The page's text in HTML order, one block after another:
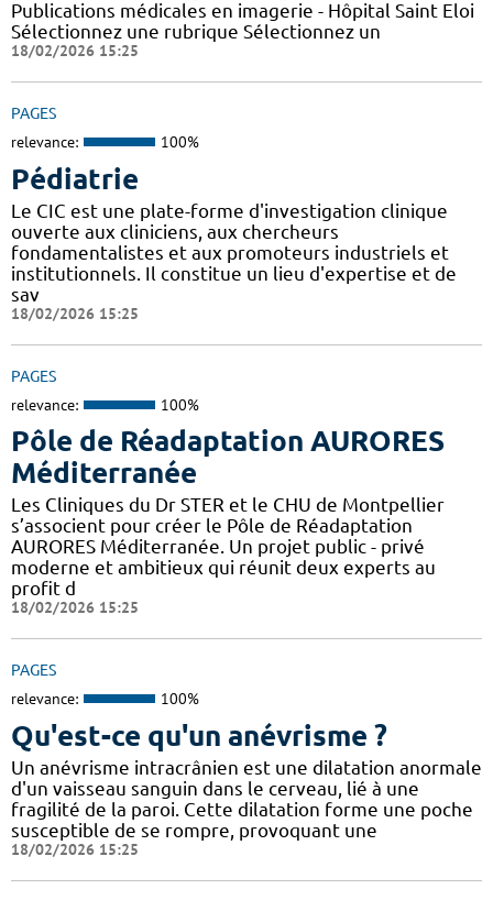
Publications médicales en imagerie - Hôpital Saint Eloi
Sélectionnez une rubrique Sélectionnez un
18/02/2026 15:25
PAGES
relevance: 100%
Pédiatrie
Le CIC est une plate-forme d'investigation clinique
ouverte aux cliniciens, aux chercheurs
fondamentalistes et aux promoteurs industriels et
institutionnels. Il constitue un lieu d'expertise et de
sav
18/02/2026 15:25
PAGES
relevance: 100%
Pôle de Réadaptation AURORES
Méditerranée
Les Cliniques du Dr STER et le CHU de Montpellier
s’associent pour créer le Pôle de Réadaptation
AURORES Méditerranée. Un projet public - privé
moderne et ambitieux qui réunit deux experts au
profit d
18/02/2026 15:25
PAGES
relevance: 100%
Qu'est-ce qu'un anévrisme ?
Un anévrisme intracrânien est une dilatation anormale
d'un vaisseau sanguin dans le cerveau, lié à une
fragilité de la paroi. Cette dilatation forme une poche
susceptible de se rompre, provoquant une
18/02/2026 15:25